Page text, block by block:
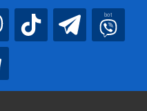
bot